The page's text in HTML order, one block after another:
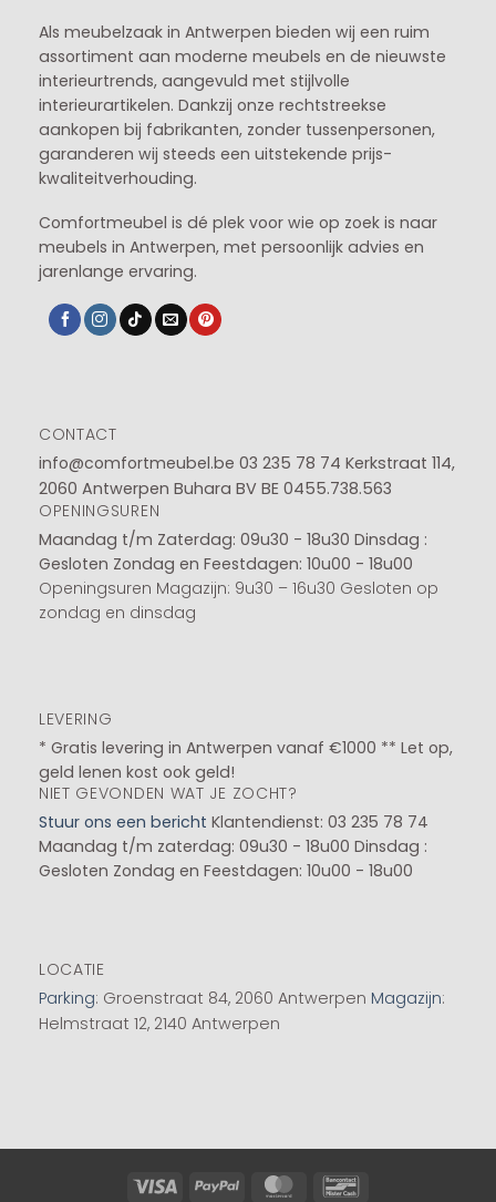
Als meubelzaak in Antwerpen bieden wij een ruim
assortiment aan moderne meubels en de nieuwste
interieurtrends, aangevuld met stijlvolle
interieurartikelen. Dankzij onze rechtstreekse
aankopen bij fabrikanten, zonder tussenpersonen,
garanderen wij steeds een uitstekende prijs-
kwaliteitverhouding.
Comfortmeubel is dé plek voor wie op zoek is naar
meubels in Antwerpen, met persoonlijk advies en
jarenlange ervaring.
CONTACT
info@comfortmeubel.be 03 235 78 74 Kerkstraat 114,
2060 Antwerpen Buhara BV BE 0455.738.563
OPENINGSUREN
Maandag t/m Zaterdag: 09u30 - 18u30 Dinsdag :
Gesloten Zondag en Feestdagen: 10u00 - 18u00
Openingsuren Magazijn: 9u30 – 16u30 Gesloten op
zondag en dinsdag
LEVERING
* Gratis levering in Antwerpen vanaf €1000 ** Let op,
geld lenen kost ook geld!
NIET GEVONDEN WAT JE ZOCHT?
Stuur ons een bericht Klantendienst: 03 235 78 74
Maandag t/m zaterdag: 09u30 - 18u00 Dinsdag :
Gesloten Zondag en Feestdagen: 10u00 - 18u00
LOCATIE
Parking: Groenstraat 84, 2060 Antwerpen Magazijn:
Helmstraat 12, 2140 Antwerpen
Visa PayPal MasterCard